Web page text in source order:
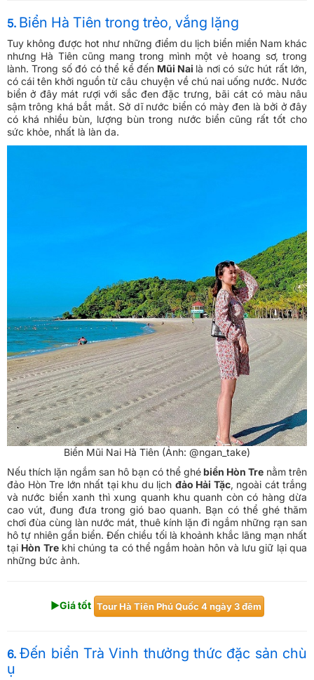
5. Biển Hà Tiên trong trẻo, vắng lặng
Tuy không được hot như những điểm du lịch biển miền Nam khác
nhưng Hà Tiên cũng mang trong mình một vẻ hoang sơ, trong
lành. Trong số đó có thể kể đến Mũi Nai là nơi có sức hút rất lớn,
có cái tên khởi nguồn từ câu chuyện về chú nai uống nước. Nước
biển ở đây mát rượi với sắc đen đặc trưng, bãi cát có màu nâu
sậm trông khá bắt mắt. Sở dĩ nước biển có mày đen là bởi ở đây
có khá nhiều bùn, lượng bùn trong nước biển cũng rất tốt cho
sức khỏe, nhất là làn da.
Biển Mũi Nai Hà Tiên (Ảnh: @ngan_take)
Nếu thích lặn ngắm san hô bạn có thể ghébiển Hòn Tre nằm trên
đảo Hòn Tre lớn nhất tại khu du lịch đảo Hải Tặc, ngoài cát trắng
và nước biển xanh thì xung quanh khu quanh còn có hàng dừa
cao vút, đung đưa trong gió bao quanh. Bạn có thể ghé thăm
chơi đùa cùng làn nước mát, thuê kính lặn đi ngắm những rạn san
hô tự nhiên gần biển. Đến chiều tối là khoảnh khắc lãng mạn nhất
tại Hòn Trekhi chúng ta có thể ngắm hoàn hôn và lưu giữ lại qua
những bức ảnh.
►Giá tốt ​Tour Hà Tiên Phú Quốc 4 ngày 3 đêm
6.Đến biển Trà Vinh thưởng thức đặc sản chù
ụ